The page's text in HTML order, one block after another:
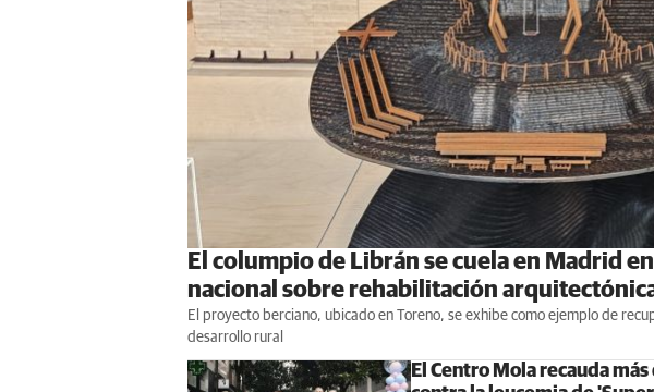
El columpio de Librán se cuela en Madrid
nacional sobre rehabilitación
El proyecto berciano, ubicado en Toreno, se exhibe como ejemplo de
desarrollo rural
El Centro Mola recauda